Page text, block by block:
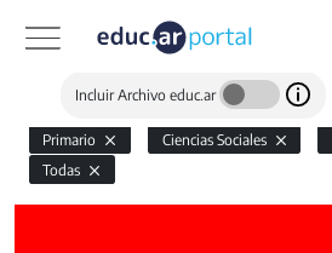
Incluir Archivo educ.ar
Primario Ciencias Sociales
Todas